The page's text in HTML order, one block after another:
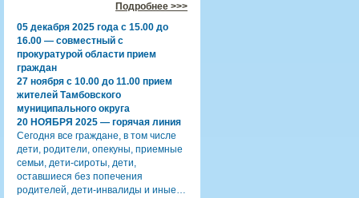
Подробнее >>>
05 декабря 2025 года с 15.00 до
16.00 — совместный с
прокуратурой области прием
граждан
27 ноября с 10.00 до 11.00 прием
жителей Тамбовского
муниципального округа
20 НОЯБРЯ 2025 — горячая линия
Сегодня все граждане, в том числе
дети, родители, опекуны, приемные
семьи, дети-сироты, дети,
оставшиеся без попечения
родителей, дети-инвалиды и иные…